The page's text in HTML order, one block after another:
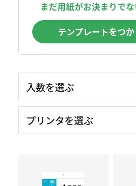
まだ用紙がお決まりで
テンプレートをつ